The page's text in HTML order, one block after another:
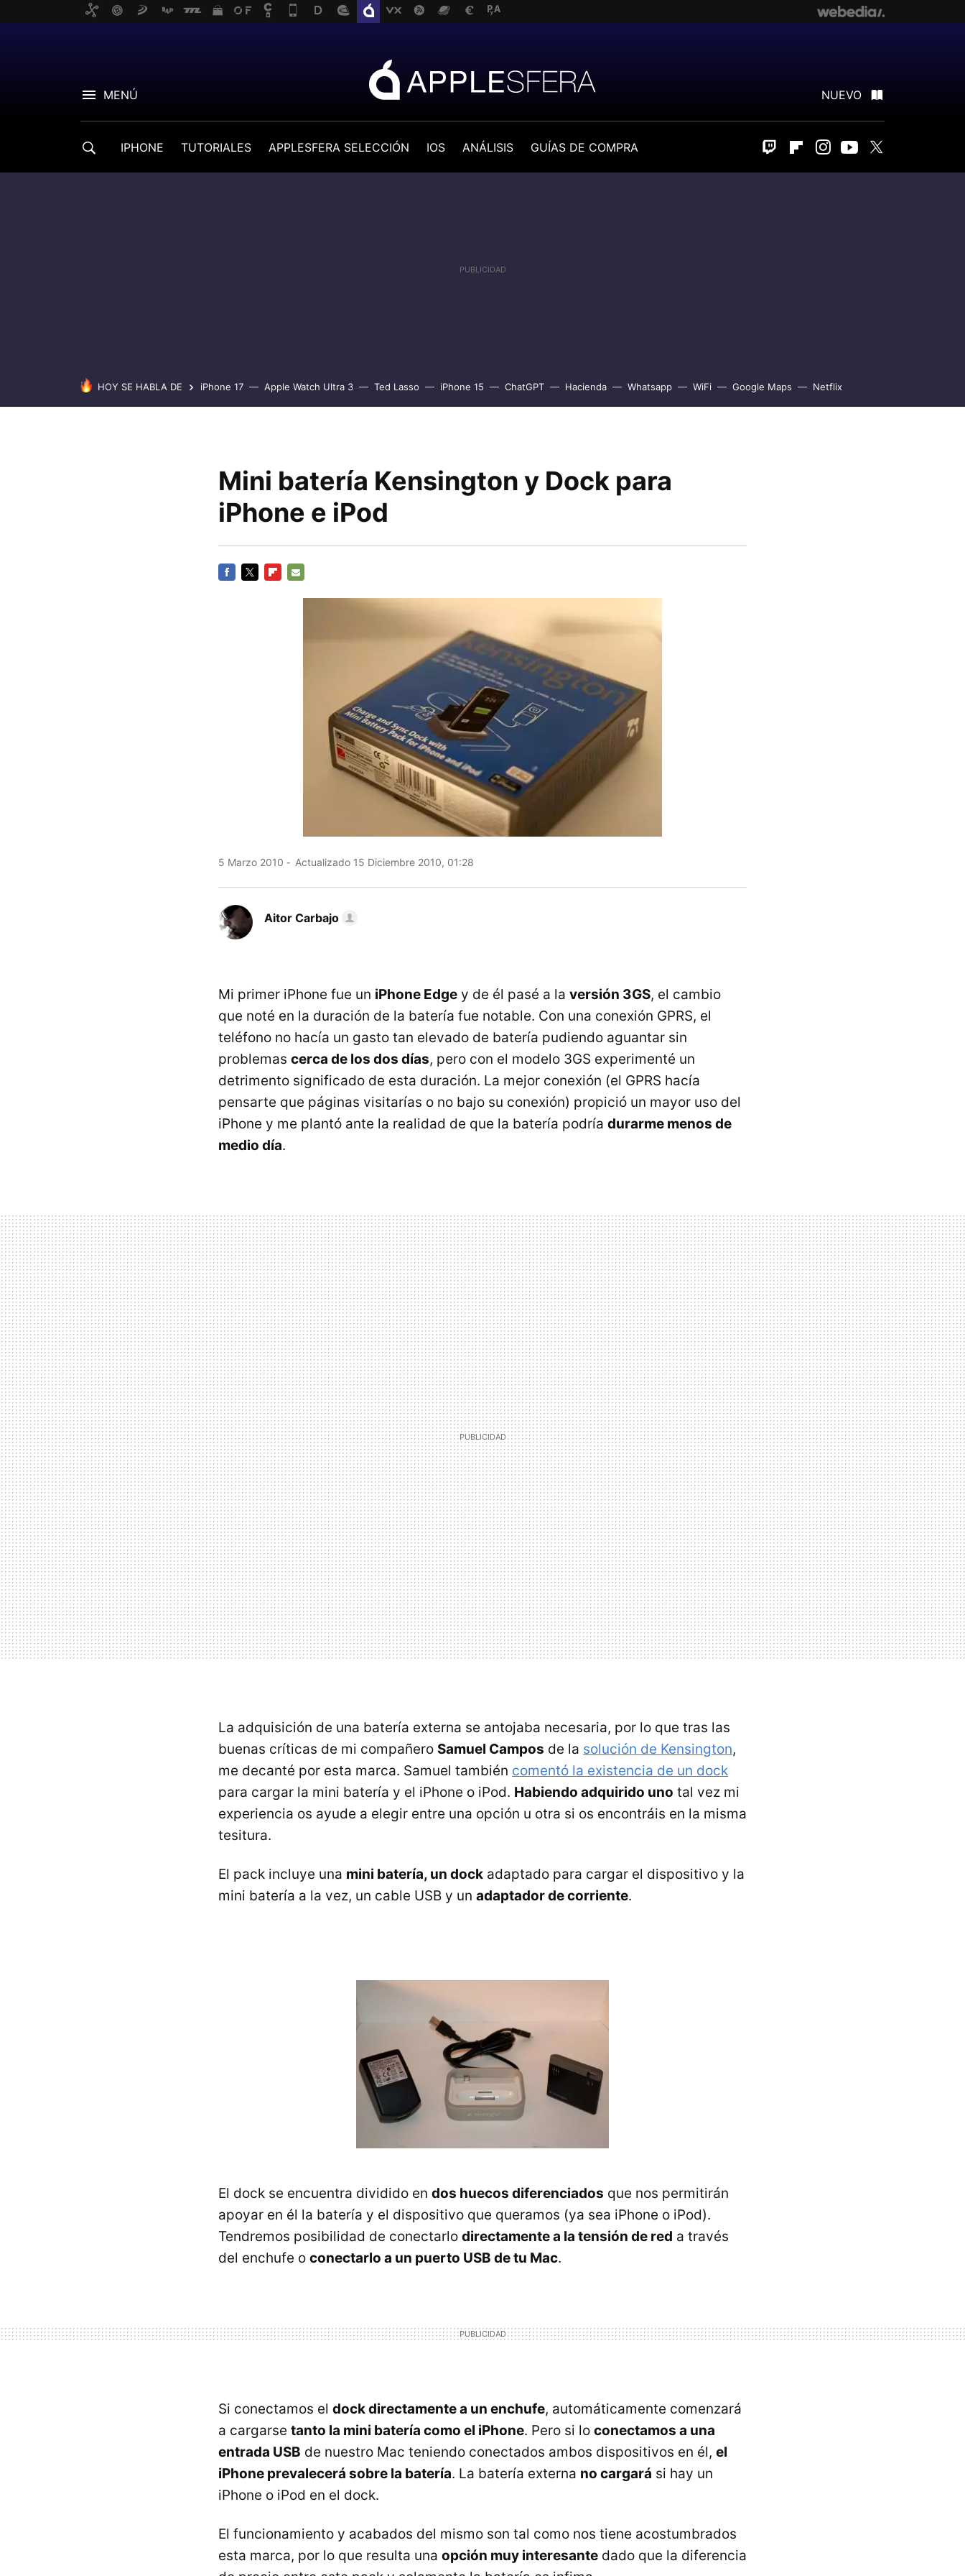
MENÚ NUEVO
IPHONE TUTORIALES APPLESFERA SELECCIÓN IOS ANÁLISIS GUÍAS DE COMPRA Twitch FlipboardInstagram
Youtube
HOY SE HABLA DE iPhone 17 Apple Watch Ultra 3 Ted Lasso iPhone 15 ChatGPT Hacienda Whatsapp WiFi Google Maps Netflix
Mini batería Kensington y Dock para
iPhone e iPod
5 Marzo 2010 Actualizado 15 Diciembre 2010, 01:28
Aitor Carbajo
Mi primer iPhone fue un iPhone Edge y de él pasé a la versión 3GS, el cambio
que noté en la duración de la batería fue notable. Con una conexión GPRS, el
teléfono no hacía un gasto tan elevado de batería pudiendo aguantar sin
problemas cerca de los dos días, pero con el modelo 3GS experimenté un
detrimento significado de esta duración. La mejor conexión (el GPRS hacía
pensarte que páginas visitarías o no bajo su conexión) propició un mayor uso del
iPhone y me plantó ante la realidad de que la batería podría durarme menos de
medio día.
La adquisición de una batería externa se antojaba necesaria, por lo que tras las
buenas críticas de mi compañero Samuel Campos de la solución de Kensington,
me decanté por esta marca. Samuel también comentó la existencia de un dock
para cargar la mini batería y el iPhone o iPod. Habiendo adquirido uno tal vez mi
experiencia os ayude a elegir entre una opción u otra si os encontráis en la misma
tesitura.
El pack incluye una mini batería, un dock adaptado para cargar el dispositivo y la
mini batería a la vez, un cable USB y un adaptador de corriente.
El dock se encuentra dividido en dos huecos diferenciados que nos permitirán
apoyar en él la batería y el dispositivo que queramos (ya sea iPhone o iPod).
Tendremos posibilidad de conectarlo directamente a la tensión de red a través
del enchufe o conectarlo a un puerto USB de tu Mac.
Si conectamos el dock directamente a un enchufe, automáticamente comenzará
a cargarse tanto la mini batería como el iPhone. Pero si lo conectamos a una
entrada USB de nuestro Mac teniendo conectados ambos dispositivos en él, el
iPhone prevalecerá sobre la batería. La batería externa no cargará si hay un
iPhone o iPod en el dock.
El funcionamiento y acabados del mismo son tal como nos tiene acostumbrados
esta marca, por lo que resulta una opción muy interesante dado que la diferencia